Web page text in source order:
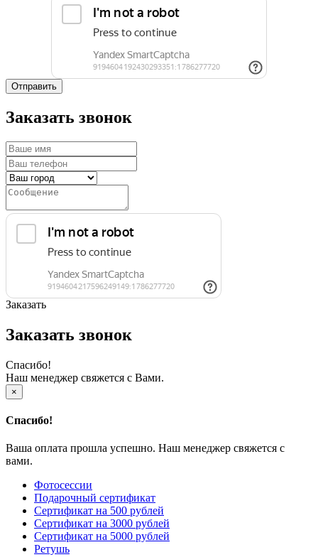
Отправить
Заказать звонок
Заказать
Заказать звонок
Спасибо!
Наш менеджер свяжется с Вами.
×
Спасибо!
Ваша оплата прошла успешно. Наш менеджер свяжется с
вами.
Фотосессии
Подарочный сертификат
Сертификат на 500 рублей
Сертификат на 3000 рублей
Сертификат на 5000 рублей
Ретушь